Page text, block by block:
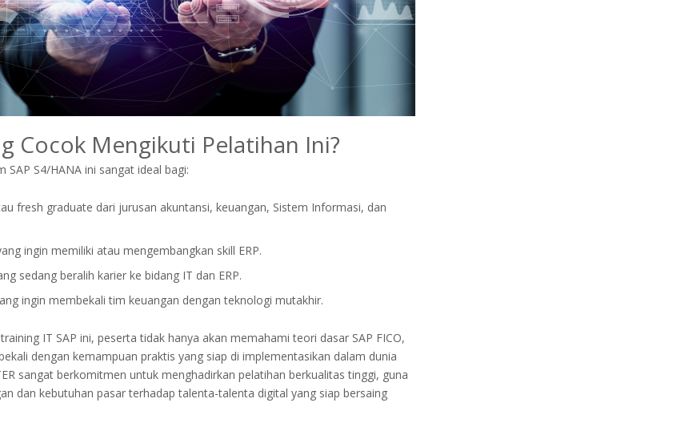
Cocok Mengikuti Pelatihan Ini?
SAP S4/HANA ini sangat ideal bagi:
fresh graduate dari jurusan akuntansi, keuangan, Sistem Informasi, dan
ingin memiliki atau mengembangkan skill ERP.
sedang beralih karier ke bidang IT dan ERP.
ingin membekali tim keuangan dengan teknologi mutakhir.
IT SAP ini, peserta tidak hanya akan memahami teori dasar SAP FICO,
dengan kemampuan praktis yang siap di implementasikan dalam dunia
sangat berkomitmen untuk menghadirkan pelatihan berkualitas tinggi, guna
dan kebutuhan pasar terhadap talenta-talenta digital yang siap bersaing